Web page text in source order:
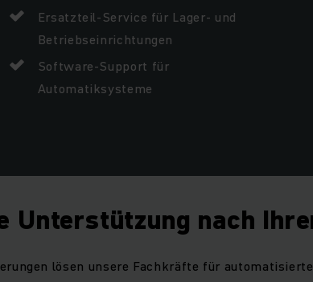
Ersatzteil-Service für Lager- und
Betriebseinrichtungen
Software-Support für
Automatiksysteme
Unterstützung nach
lösen unsere Fachkräfte für